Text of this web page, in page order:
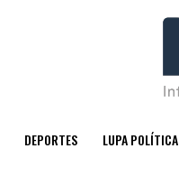
DEPORTES LUPA POLÍTICA